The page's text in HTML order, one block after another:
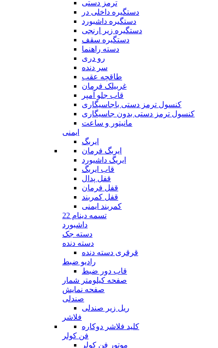
ترمز دستی
دستگیره داخلی در
دستگیره داشبورد
دستگیره زیر ارنجی
دستگیره سقف
دسته راهنما
رو دری
سر دنده
طاقچه عقب
غربیلک فرمان
قاب جلو آمپر
کنسول ترمز دستی باجاسیگاری
کنسول ترمز دستی بدون جاسیگاری
مانیتور و ساعت
ایمنی
ایربگ
ایربگ فرمان
ایریگ داشیورد
قاب ایربگ
قفل پدال
قفل فرمان
قفل کمربند
کمربند ایمنی
تسمه دینام 22
داشبورد
دسته جک
دسته دنده
قرقری دسته دنده
رادیو ضبط
قاب دور ضبط
صفحه کیلومتر شمار
صفحه نمایش
صندلی
ریل زیر صندلی
فلاشر
کلید فلاشر دوکاره
فن کولر
موتور فن کولر